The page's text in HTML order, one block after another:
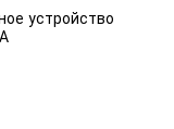
устройство